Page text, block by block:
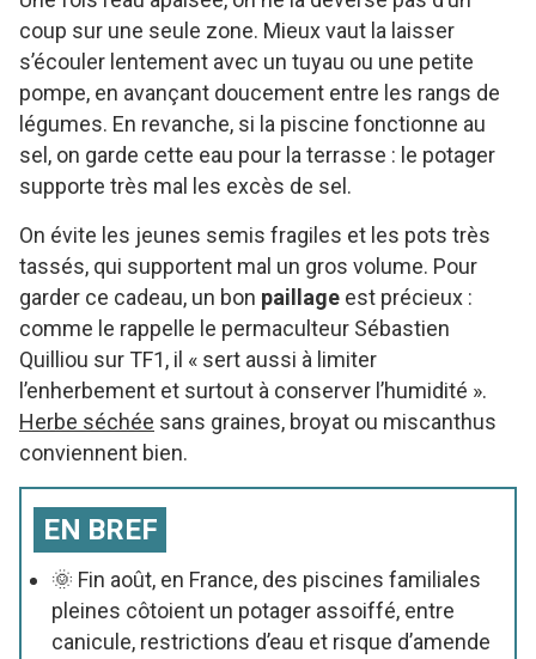
coup sur une seule zone. Mieux vaut la laisser
s’écouler lentement avec un tuyau ou une petite
pompe, en avançant doucement entre les rangs de
légumes. En revanche, si la piscine fonctionne au
sel, on garde cette eau pour la terrasse : le potager
supporte très mal les excès de sel.
On évite les jeunes semis fragiles et les pots très
tassés, qui supportent mal un gros volume. Pour
garder ce cadeau, un bon paillage est précieux :
comme le rappelle le permaculteur Sébastien
Quilliou sur TF1, il « sert aussi à limiter
l’enherbement et surtout à conserver l’humidité ».
Herbe séchée sans graines, broyat ou miscanthus
conviennent bien.
EN BREF
🌞 Fin août, en France, des piscines familiales
pleines côtoient un potager assoiffé, entre
canicule, restrictions d’eau et risque d’amende